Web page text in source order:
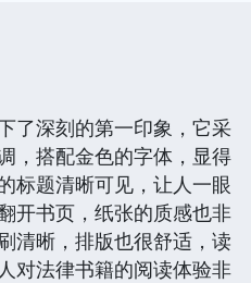
了深刻的第一印象，它采
，搭配金色的字体，显得
标题清晰可见，让人一眼
开书页，纸张的质感也非
清晰，排版也很舒适，读
对法律书籍的阅读体验非